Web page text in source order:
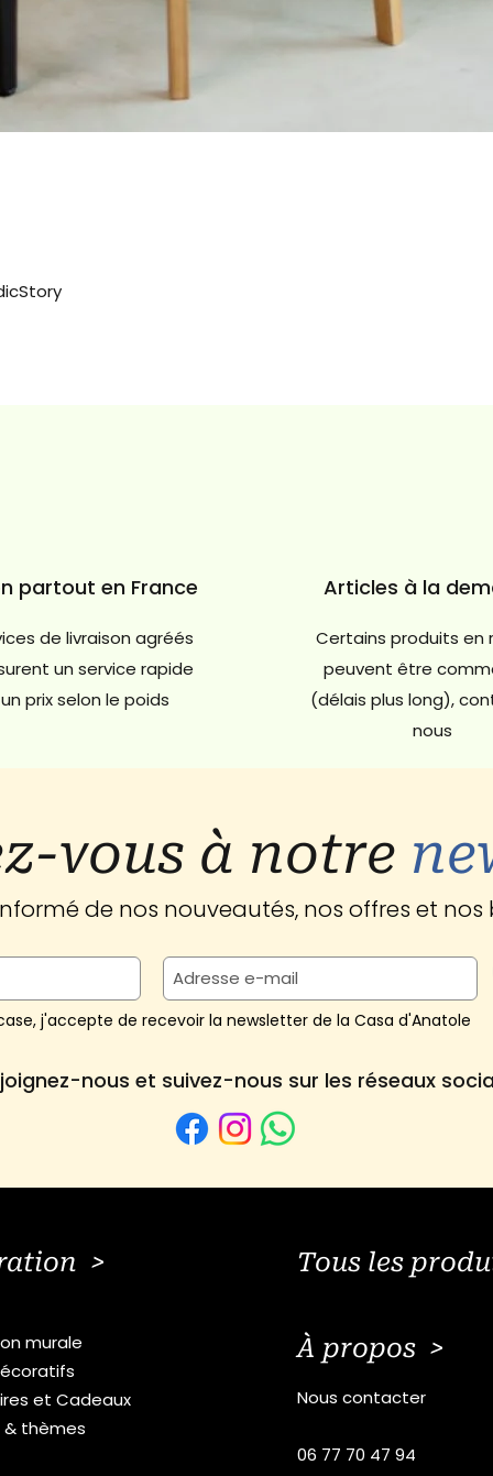
partout en France
de livraison agréés
un service rapide
prix selon le poids
Articles à la
Certains produits en
peuvent être
(délais plus long),
nous
vous à notre
de nos nouveautés, nos offres et nos
j'accepte de recevoir la newsletter de la Casa d'Anatole
nous et suivez-nous sur les réseaux
>
murale
et Cadeaux
& thèmes
Tous les
À propos >
Nous contacter
06 77 70 47 94